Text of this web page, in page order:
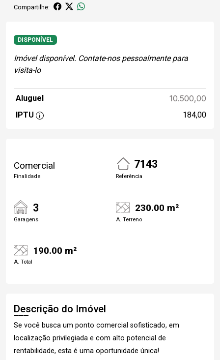
Compartilhe:
DISPONÍVEL
Imóvel disponível. Contate-nos pessoalmente para
visita-lo
Aluguel 10.500,00
IPTU 184,00
Comercial
Finalidade
7143
Referência
3
Garagens
230.00 m²
A. Terreno
190.00 m²
A. Total
Descrição do Imóvel
Se você busca um ponto comercial sofisticado, em
localização privilegiada e com alto potencial de
rentabilidade, esta é uma oportunidade única!